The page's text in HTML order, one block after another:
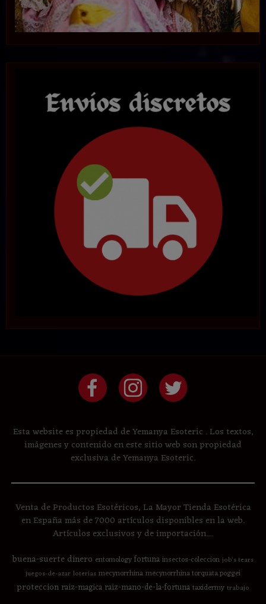
Esta website es propiedad de Yemanya Esoteric . Los textos,
imágenes y contenido en este sitio web son propiedad
exclusiva de Yemanya Esoteric.
Venta de Productos Esotéricos, La Mayor Tienda Esotérica
en España más de 7000 artículos disponibles en la web.
Artículos exclusivos y de importación....
buena-suertedinero entomologyfortunainsectos-coleccion job's tears
juegos-de-azar loterias mecynorrhinamecynorrhina torquata poggei
proteccion raiz-magica raiz-mano-de-la-fortunataxidermy trabajo